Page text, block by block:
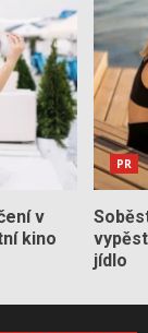
v
kino
PR
jídlo